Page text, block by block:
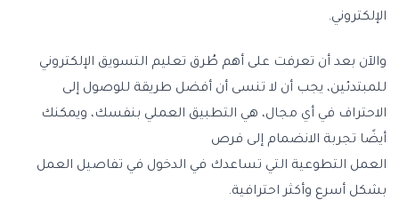
الإلكتروني.
والآن بعد أن تعرفت على أهم طُرق تعليم التسويق الإلكتروني
للمبتدئين، يجب أن لا تنسى أن أفضل طريقة للوصول إلى
الاحتراف في أي مجال، هي التطبيق العملي بنفسك، ويمكنك
أيضًا تجربة الانضمام إلى فرص
العمل التطوعية التي تساعدك في الدخول في تفاصيل العمل
بشكل أسرع وأكثر احترافية.